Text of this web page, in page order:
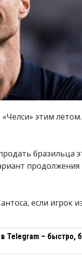
этим
бразильца
если игрок
Telegram – быстро,